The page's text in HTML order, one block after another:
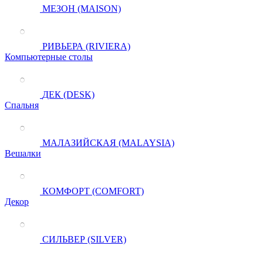
МЕЗОН (MAISON)
РИВЬЕРА (RIVIERA)
Компьютерные столы
ДЕК (DESK)
Спальня
МАЛАЗИЙСКАЯ (MALAYSIA)
Вешалки
КОМФОРТ (COMFORT)
Декор
СИЛЬВЕР (SILVER)